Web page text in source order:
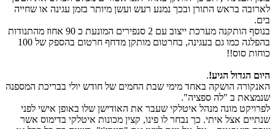
לארובה בראש התורן ובכך נמנע רעש ועשן מיותר בזמן עגינה או שחייה
בים.
בנוסף הותקנה מערכת ייצוב עם 2 סנפירים המונעת כ 90 אחוז מהתנודות
בהפלגה כמו גם בעגינה, בחרטום מותקן מדחף חרטום בהספק של 100
כוחות סוס!!
היום הגדול הגיע!.
האנקורה הושקה באחד מימי שבת החמים של חודש יולי בבריכת המספנה
שנמצאת ב "לה ספציה".
לפרויקט מונה מנהל איטלקי שעבר את האודישן שלו באופן אישי לפני
שנתיים אצל איתי. כך נבחר לו פינו, קצין מכונות איטלקי בדימוס אשר